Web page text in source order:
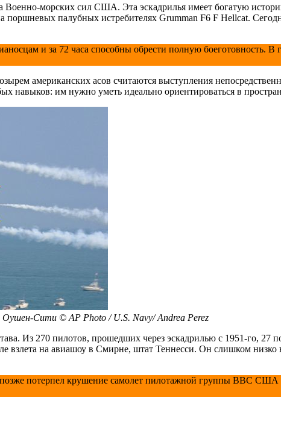
морских сил США. Эта эскадрилья имеет богатую
поршневых палубных истребителях Grumman F6 F Hellcat.
и за 72 часа способны обрести полную боеготовность. В
американских асов считаются выступления
навыков: им нужно уметь идеально ориентироваться в
Сити © AP Photo / U.S. Navy/ Andrea Perez
Из 270 пилотов, прошедших через эскадрилью с 1951-го,
на авиашоу в Смирне, штат Теннесси. Он слишком низко
потерпел крушение самолет пилотажной группы ВВС США